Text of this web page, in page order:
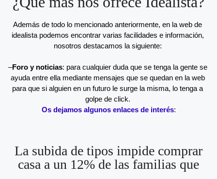
Además de todo lo mencionado anteriormente, en la web de
idealista podemos encontrar varias facilidades e información,
nosotros destacamos la siguiente:
–Foro y noticias: para cualquier duda que se tenga la gente se
ayuda entre ella mediante mensajes que se quedan en la web
para que si alguien en un futuro le surge la misma, lo tenga a
golpe de click.
Os dejamos algunos enlaces de interés:
La subida de tipos impide comprar
casa a un 12% de las familias que